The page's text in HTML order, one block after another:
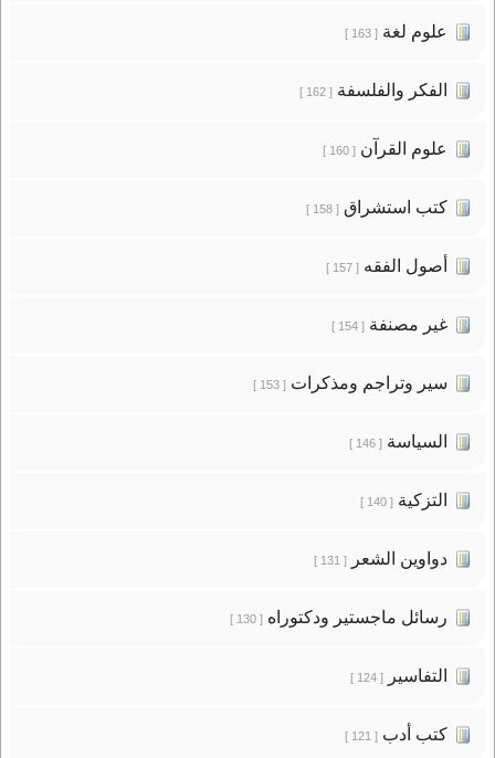
علوم لغة[ 163 ]
الفكر والفلسفة[ 162 ]
علوم القرآن[ 160 ]
كتب استشراق[ 158 ]
أصول الفقه[ 157 ]
غير مصنفة[ 154 ]
سير وتراجم ومذكرات[ 153 ]
السياسة[ 146 ]
التزكية[ 140 ]
دواوين الشعر[ 131 ]
رسائل ماجستير ودكتوراه[ 130 ]
التفاسير[ 124 ]
كتب أدب[ 121 ]